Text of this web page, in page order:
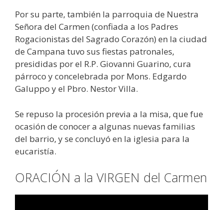
Por su parte, también la parroquia de Nuestra
Señora del Carmen (confiada a los Padres
Rogacionistas del Sagrado Corazón) en la ciudad
de Campana tuvo sus fiestas patronales,
presididas por el R.P. Giovanni Guarino, cura
párroco y concelebrada por Mons. Edgardo
Galuppo y el Pbro. Nestor Villa.
Se repuso la procesión previa a la misa, que fue
ocasión de conocer a algunas nuevas familias
del barrio, y se concluyó en la iglesia para la
eucaristía.
ORACIÓN a la VIRGEN del Carmen